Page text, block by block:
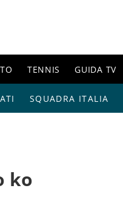
TENNIS GUIDA TV
SQUADRA ITALIA
ko